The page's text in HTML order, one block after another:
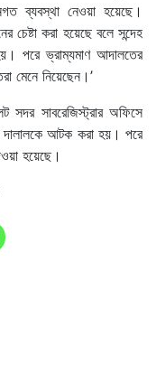
ব্যবস্থা নেওয়া হয়েছে।
চেষ্টা করা হয়েছে বলে সন্দেহ
পরে ভ্রাম্যমাণ আদালতের
মেনে নিয়েছেন।’
সাবরেজিস্ট্রার অফিসে
দালালকে আটক করা হয়। পরে
হয়েছে।